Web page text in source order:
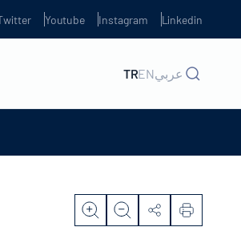
Youtube Instagram Linkedin
TRENعربي